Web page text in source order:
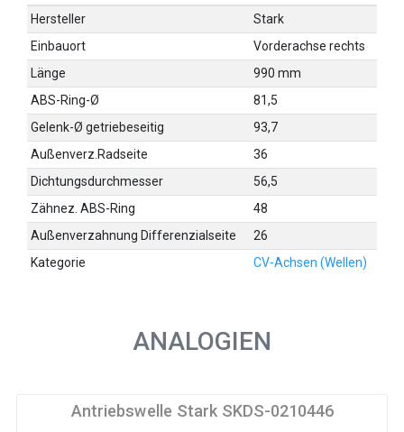
Hersteller
Stark
Einbauort
Vorderachse rechts
Länge
990 mm
ABS-Ring-Ø
81,5
Gelenk-Ø getriebeseitig
93,7
Außenverz.Radseite
36
Dichtungsdurchmesser
56,5
Zähnez. ABS-Ring
48
Außenverzahnung Differenzialseite
26
Kategorie
CV-Achsen (Wellen)
ANALOGIEN
Antriebswelle Stark SKDS-0210446